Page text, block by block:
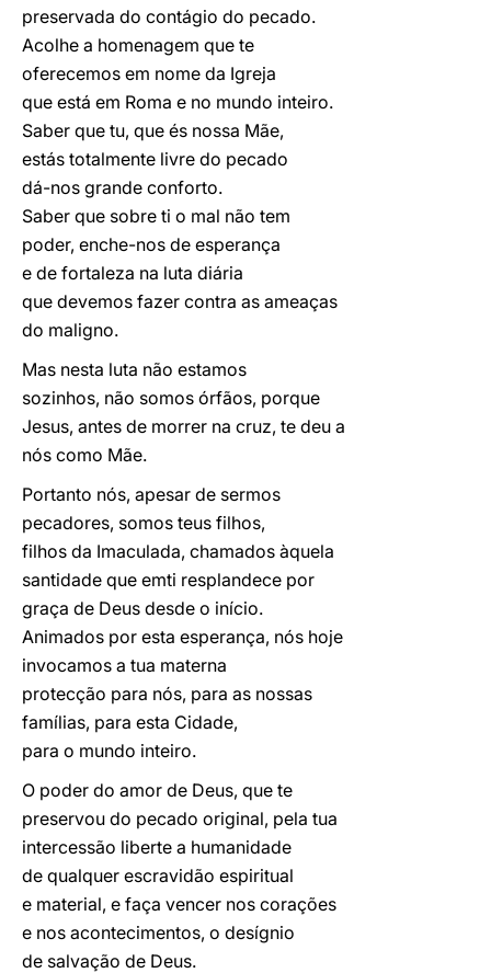
preservada do contágio do pecado.
Acolhe a homenagem que te
oferecemos em nome da Igreja
que está em Roma e no mundo inteiro.
Saber que tu, que és nossa Mãe,
estás totalmente livre do pecado
dá-nos grande conforto.
Saber que sobre ti o mal não tem
poder, enche-nos de esperança
e de fortaleza na luta diária
que devemos fazer contra as ameaças
do maligno.
Mas nesta luta não estamos
sozinhos, não somos órfãos, porque
Jesus, antes de morrer na cruz, te deu a
nós como Mãe.
Portanto nós, apesar de sermos
pecadores, somos teus filhos,
filhos da Imaculada, chamados àquela
santidade que emti resplandece por
graça de Deus desde o início.
Animados por esta esperança, nós hoje
invocamos a tua materna
protecção para nós, para as nossas
famílias, para esta Cidade,
para o mundo inteiro.
O poder do amor de Deus, que te
preservou do pecado original, pela tua
intercessão liberte a humanidade
de qualquer escravidão espiritual
e material, e faça vencer nos corações
e nos acontecimentos, o desígnio
de salvação de Deus.